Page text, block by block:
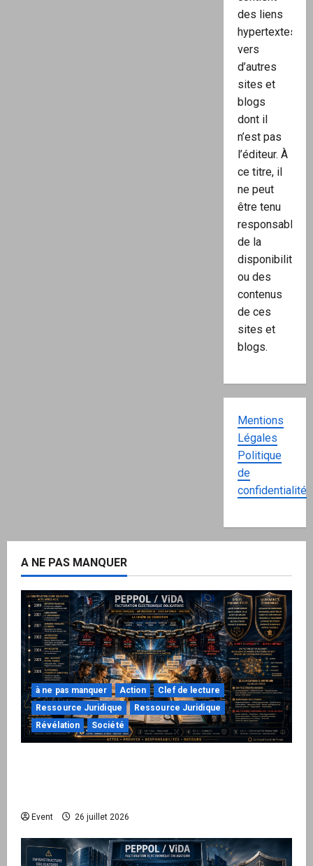
des liens
hypertextes
vers
d’autres
sites et
blogs
dont il
n’est pas
l’éditeur. À
ce titre, il
ne peut
être tenu
responsable
de la
disponibilité
ou des
contenus
de ces
sites et
blogs.
Mentions
Légales
Politique
de
confidentialité
A NE PAS MANQUER
à ne pas manquer Action
Clef de lecture
Ressource Juridique
Ressource Juridique
Révélation
Société
Event 26 juillet 2026